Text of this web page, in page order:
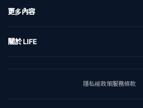
健康
更多內容
關於 LIFE
隱私權政策服務條款